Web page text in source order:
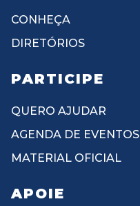
CONHEÇA
DIRETÓRIOS
PARTICIPE
QUERO AJUDAR
AGENDA DE EVENTOS
MATERIAL OFICIAL
APOIE